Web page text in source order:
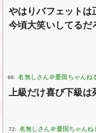
やはりバフェットは
今頃大笑いしてるだ
66:
上級だけ喜び下級は
72: